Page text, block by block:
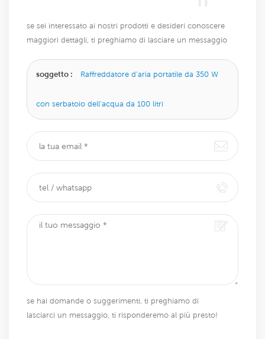
se sei interessato ai nostri prodotti e desideri conoscere
maggiori dettagli, ti preghiamo di lasciare un messaggio
soggetto : Raffreddatore d'aria portatile da 350 W
con serbatoio dell'acqua da 100 litri
se hai domande o suggerimenti, ti preghiamo di
lasciarci un messaggio, ti risponderemo al più presto!